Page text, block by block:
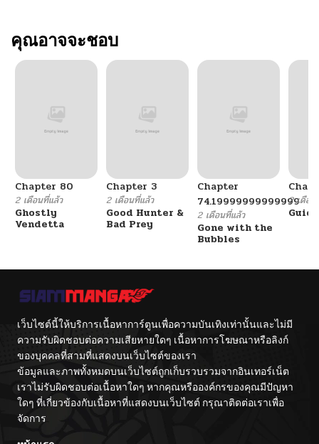
คุณอาจจะชอบ
Chapter 80
2 เดือนที่แล้ว
Ghostly
Vendetta
Chapter 3
2 เดือนที่แล้ว
Good Hunter &
Bad Prey
Chapter
74.19999999999999
2 เดือนที่แล้ว
Gone with the
Bubbles
2 เดือน
เว็บไซต์นี้ให้บริการเนื้อหาการ์ตูนเพื่อความบันเทิงเท่านั้นและไม่มี
ความรับผิดชอบต่อความเสียหายใดๆ เนื้อหาการโฆษณาหรือลิงก์
ของบุคคลที่สามที่แสดงบนเว็บไซต์ของเรา
ข้อมูลและภาพทั้งหมดบนเว็บไซต์ถูกเก็บรวบรวมจากอินเทอร์เน็ต
เราไม่รับผิดชอบต่อเนื้อหาใดๆ หากคุณหรือองค์กรของคุณมีปัญหา
ใดๆ ที่เกี่ยวข้องกับเนื้อหาที่แสดงบนเว็บไซต์ กรุณาติดต่อเราเพื่อ
จัดการ